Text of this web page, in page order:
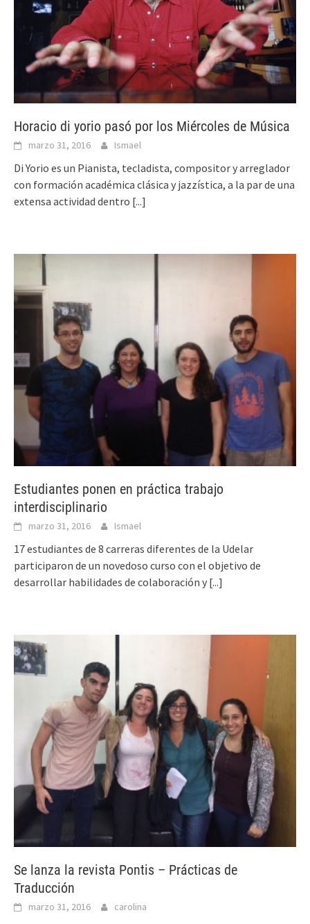
Horacio di yorio pasó por los Miércoles de Música
marzo 31, 2016 Ismael
Di Yorio es un Pianista, tecladista, compositor y arreglador
con formación académica clásica y jazzística, a la par de una
extensa actividad dentro [...]
Estudiantes ponen en práctica trabajo
interdisciplinario
marzo 31, 2016 Ismael
17 estudiantes de 8 carreras diferentes de la Udelar
participaron de un novedoso curso con el objetivo de
desarrollar habilidades de colaboración y [...]
Se lanza la revista Pontis – Prácticas de
Traducción
marzo 31, 2016 carolina